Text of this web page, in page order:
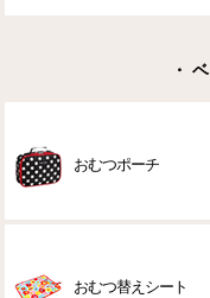
・
おむつポーチ
おむつ替えシート